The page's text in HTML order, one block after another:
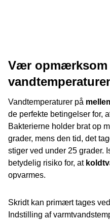
Vær opmærksom
Vandtemperaturer på
de perfekte betingelser for,
Bakterierne holder brat op
grader, mens den tid, det
stiger ved under 25 grader.
betydelig risiko for, at
opvarmes.
Skridt kan primært tages ved
Indstilling af